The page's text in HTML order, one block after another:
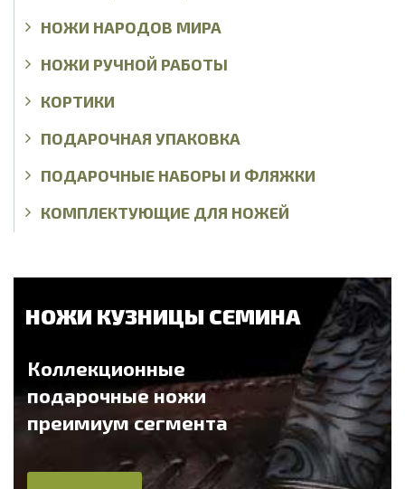
НОЖИ НАРОДОВ МИРА
НОЖИ РУЧНОЙ РАБОТЫ
КОРТИКИ
ПОДАРОЧНАЯ УПАКОВКА
ПОДАРОЧНЫЕ НАБОРЫ И ФЛЯЖКИ
КОМПЛЕКТУЮЩИЕ ДЛЯ НОЖЕЙ
НОЖИ КУЗНИЦЫ СЕМИНА
Коллекционные
подарочные ножи
преимиум сегмента